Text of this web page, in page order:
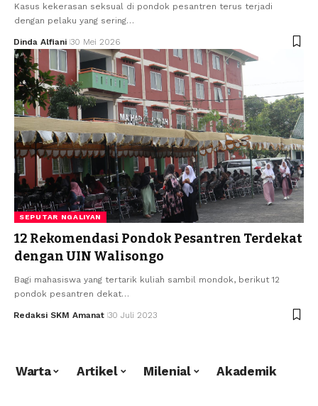
Kasus kekerasan seksual di pondok pesantren terus terjadi
dengan pelaku yang sering…
Dinda Alfiani 30 Mei 2026
SEPUTAR NGALIYAN
12 Rekomendasi Pondok Pesantren Terdekat
dengan UIN Walisongo
Bagi mahasiswa yang tertarik kuliah sambil mondok, berikut 12
pondok pesantren dekat…
Redaksi SKM Amanat 30 Juli 2023
Warta Artikel Milenial Akademik